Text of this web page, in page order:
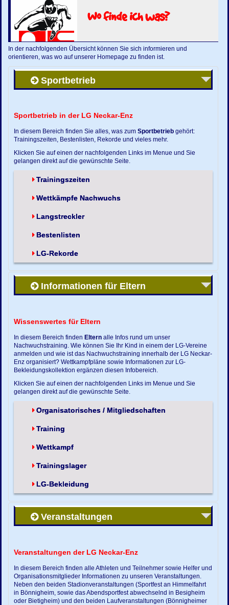
Wo finde ich was?
In der nachfolgenden Übersicht können Sie sich informieren und
orientieren, was wo auf unserer Homepage zu finden ist.
Sportbetrieb
Sportbetrieb in der LG Neckar-Enz
In diesem Bereich finden Sie alles, was zumSportbetrieb gehört:
Trainingszeiten, Bestenlisten, Rekorde und vieles mehr.
Klicken Sie auf einen der nachfolgenden Links im Menue und Sie
gelangen direkt auf die gewünschte Seite.
Trainingszeiten
Wettkämpfe Nachwuchs
Langstreckler
Bestenlisten
LG-Rekorde
Informationen für Eltern
Wissenswertes für Eltern
In diesem Bereich finden Eltern alle Infos rund um unser
Nachwuchstraining. Wie können Sie Ihr Kind in einem der LG-Vereine
anmelden und wie ist das Nachwuchstraining innerhalb der LG Neckar-
Enz organisiert? Wettkampfpläne sowie Informationen zur LG-
Bekleidungskollektion ergänzen diesen Infobereich.
Klicken Sie auf einen der nachfolgenden Links im Menue und Sie
gelangen direkt auf die gewünschte Seite.
Organisatorisches / Mitgliedschaften
Training
Wettkampf
Trainingslager
LG-Bekleidung
Veranstaltungen
Veranstaltungen der LG Neckar-Enz
In diesem Bereich finden alle Athleten und Teilnehmer sowie Helfer und
Organisationsmitglieder Informationen zu unseren Veranstaltungen.
Neben den beiden Stadionveranstaltungen (Sportfest an Himmelfahrt
in Bönnigheim, sowie das Abendsportfest abwechselnd in Besigheim
oder Bietigheim) und den beiden Laufveranstaltungen (Bönnigheimer